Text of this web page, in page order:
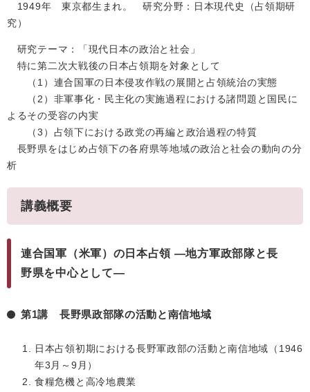
1949年 東京都生まれ。 研究分野：日本現代史（占領期研
究）
研究テーマ：「現代日本の政治と社会」
特に第二次大戦後の日本占領期を対象として
（1）連合国軍の日本侵攻作戦の展開と占領統治の実態
（2）非軍事化・民主化の実施過程における諸問題と国民に
よるその受容の内実
（3）占領下における政党の再編と政治過程の特質
長野県をはじめ占領下の各府県等地域の政治と社会の動向の分
析
講義概要
連合国軍（米軍）の日本占領 ―地方軍政部隊と長
野県を中心として―
第1講 長野県政部隊の活動と南信地域
日本占領初期における長野軍政部の活動と南信地域（1946
年3月～9月）
食糧危機と高冷地農業